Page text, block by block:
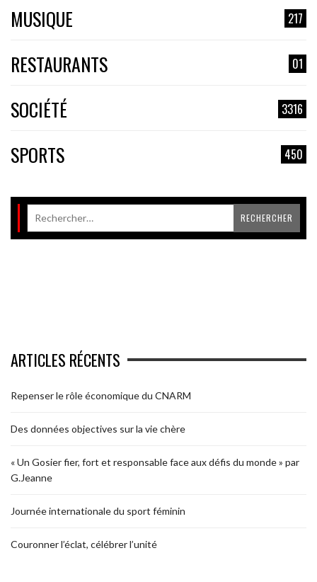
MUSIQUE 217
RESTAURANTS 01
SOCIÉTÉ 3316
SPORTS 450
ARTICLES RÉCENTS
Repenser le rôle économique du CNARM
Des données objectives sur la vie chère
« Un Gosier fier, fort et responsable face aux défis du monde » par
G.Jeanne
Journée internationale du sport féminin
Couronner l’éclat, célébrer l’unité